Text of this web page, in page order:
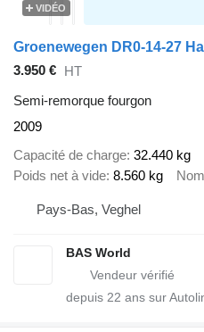
VIDÉO
Groenewegen DR0-14-27
3.950 € HT
Semi-remorque fourgon
2009
Capacité de charge 32.440 kg
Poids net à vide 8.560 kg
Pays-Bas, Veghel
BAS World
depuis 22 ans sur